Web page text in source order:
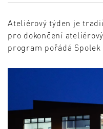
Ateliérový týden je
pro dokončení
program pořádá